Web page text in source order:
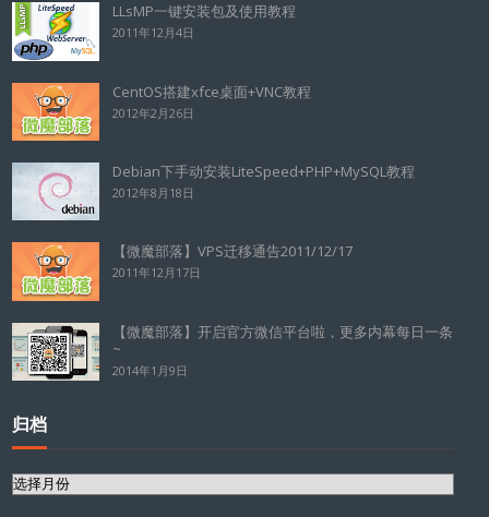
LLsMP一键安装包及使用教程
2011年12月4日
CentOS搭建xfce桌面+VNC教程
2012年2月26日
Debian下手动安装LiteSpeed+PHP+MySQL教程
2012年8月18日
【微魔部落】VPS迁移通告2011/12/17
2011年12月17日
【微魔部落】开启官方微信平台啦，更多内幕每日一条
~
2014年1月9日
归档
归